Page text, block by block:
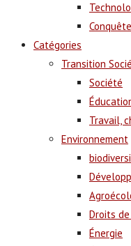
Catégories
Transition
Société
Travail,
Environnement
Droits
Énergie